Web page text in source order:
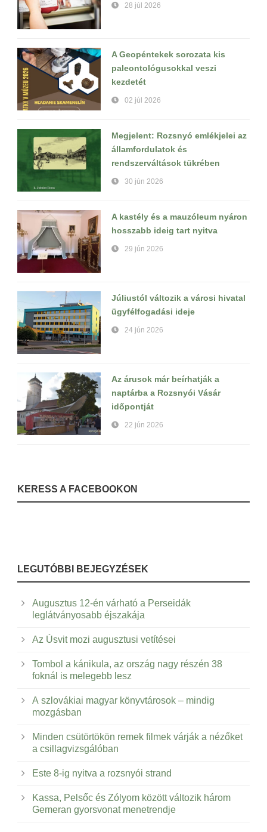
28 júl 2026
A Geopéntekek sorozata kis
paleontológusokkal veszi
kezdetét
02 júl 2026
Megjelent: Rozsnyó emlékjelei az
államfordulatok és
rendszerváltások tükrében
30 jún 2026
A kastély és a mauzóleum nyáron
hosszabb ideig tart nyitva
29 jún 2026
Júliustól változik a városi hivatal
ügyfélfogadási ideje
24 jún 2026
Az árusok már beírhatják a
naptárba a Rozsnyói Vásár
időpontját
22 jún 2026
KERESS A FACEBOOKON
LEGUTÓBBI BEJEGYZÉSEK
Augusztus 12-én várható a Perseidák
leglátványosabb éjszakája
Az Úsvit mozi augusztusi vetítései
Tombol a kánikula, az ország nagy részén 38
foknál is melegebb lesz
A szlovákiai magyar könyvtárosok – mindig
mozgásban
Minden csütörtökön remek filmek várják a nézőket
a csillagvizsgálóban
Este 8-ig nyitva a rozsnyói strand
Kassa, Pelsőc és Zólyom között változik három
Gemeran gyorsvonat menetrendje